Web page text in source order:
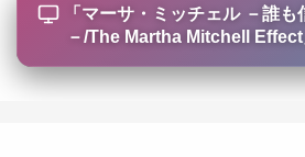
「 マーサ・ミッチェル －誰も
－/The Martha Mitchell Effect